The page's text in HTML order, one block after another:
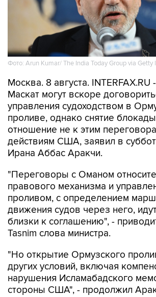
Фото: Arun Kumar/ The India Today Group via Getty
Москва. 8 августа. INTERFAX.RU
Маскат могут вскоре
управления судоходством в
проливе, однако снятие
отношение не к этим
действиям США, заявил в
Ирана Аббас Аракчи.
"Переговоры с Оманом
правового механизма и
проливом, с определением
движения судов через него,
близки к соглашению", -
Tasnim слова министра.
"Но открытие Ормузского
других условий, включая
нарушения Исламабадского
стороны США", - продолжил